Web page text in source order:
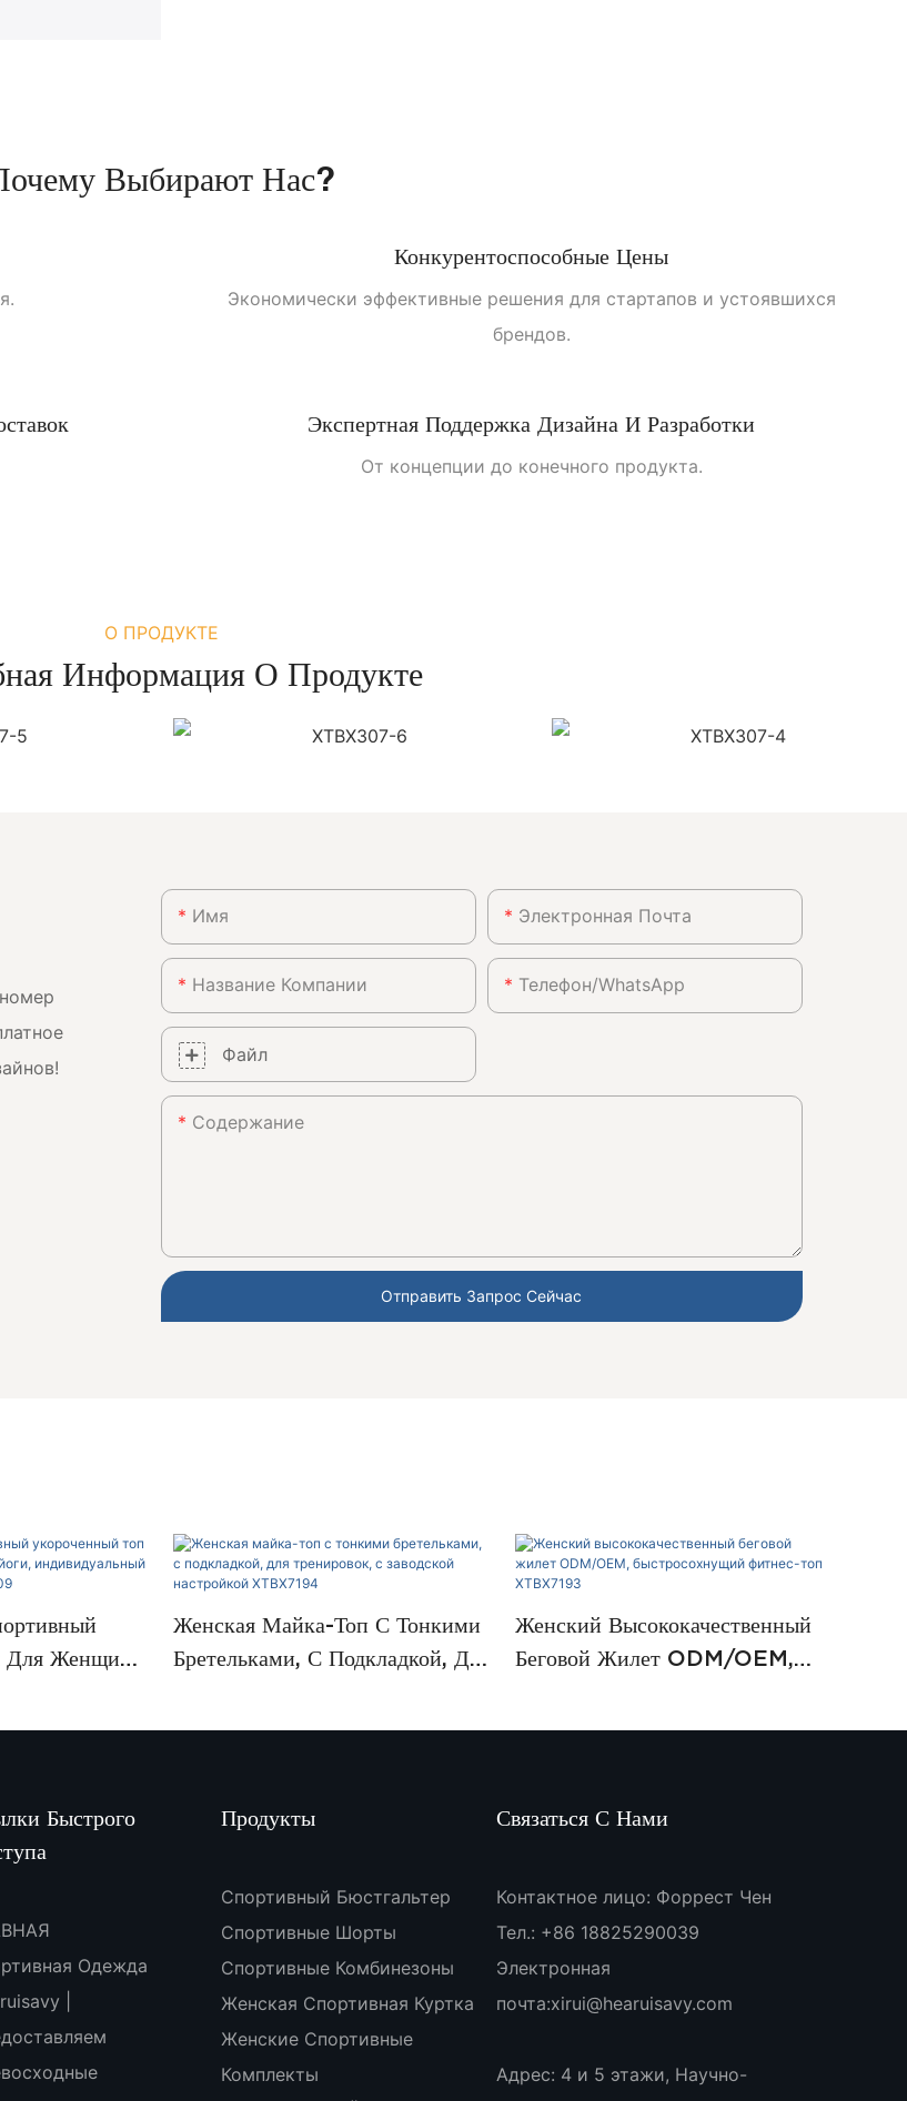
Выбирают Нас?
Конкурентоспособные Цены
Экономически эффективные решения для стартапов и устоявшихся
брендов.
Экспертная Поддержка Дизайна И Разработки
От концепции до конечного продукта.
О ПРОДУКТЕ
Информация О Продукте
Имя Электронная Почта
Название Компании Телефон/WhatsApp
Файл
Содержание
Отправить Запрос Сейчас
Для Женщин,
Пошив
Женская Майка-Топ С Тонкими
Бретельками, С Подкладкой, Для
Настройкой XTBX7194
Женский Высококачественный
Беговой Жилет ODM/OEM,
XTBX7193
Быстрого
Одежда
|
Продукты
Спортивный Бюстгальтер
Спортивные Шорты
Спортивные Комбинезоны
Женская Спортивная Куртка
Женские Спортивные
Комплекты
Связаться С Нами
Контактное лицо: Форрест Чен
Тел.: +86 18825290039
Электронная
почта:xirui@hearuisavy.com
Адрес: 4 и 5 этажи, Научно-